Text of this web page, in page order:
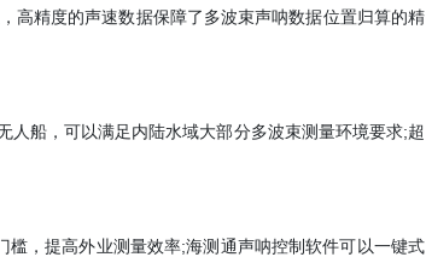
高精度的声速数据保障了多波束声呐数据位置归算的精
船，可以满足内陆水域大部分多波束测量环境要求;超
，提高外业测量效率;海测通声呐控制软件可以一键式